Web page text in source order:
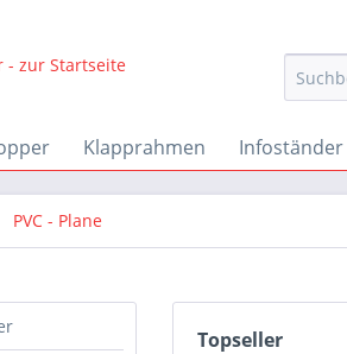
Klapprahmen Infoständer
PVC - Plane
Topseller